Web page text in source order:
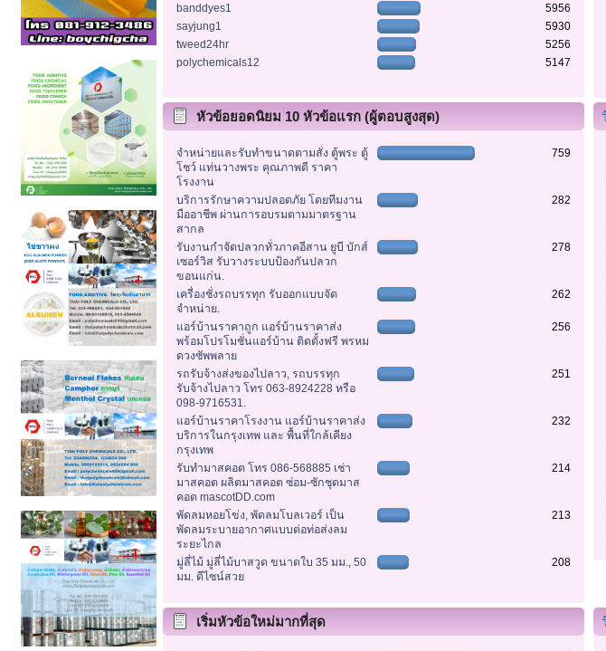
banddyes1
5956
sayjung1
5930
tweed24hr
5256
polychemicals12
5147
หัวข้อยอดนิยม 10 หัวข้อแรก (ผู้ตอบสูงสุด)
จำหน่ายและรับทำขนาดตามสั่ง ตู้พระ ตู้
โชว์ แท่นวางพระ คุณภาพดี ราคา
โรงงาน
759
บริการรักษาความปลอดภัย โดยทีมงาน
มืออาชีพ ผ่านการอบรมตามมาตรฐาน
สากล
282
รับงานกำจัดปลวกทั่วภาคอีสาน ยูบี บักส์
เซอร์วิส รับวางระบบป้องกันปลวก
ขอนแก่น.
278
เครื่องชั่งรถบรรทุก รับออกแบบจัด
จำหน่าย.
262
แอร์บ้านราคาถูก แอร์บ้านราคาส่ง
พร้อมโปรโมชั่นแอร์บ้าน ติดตั้งฟรี พรหม
ดวงซัพพลาย
256
รถรับจ้างส่งของไปลาว, รถบรรทุก
รับจ้างไปลาว โทร 063-8924228 หรือ
098-9716531.
251
แอร์บ้านราคาโรงงาน แอร์บ้านราคาส่ง
บริการในกรุงเทพ และ พื้นที่ใกล้เคียง
กรุงเทพ
232
รับทำมาสคอต โทร 086-568885 เช่า
มาสคอต ผลิตมาสคอต ซ่อม-ซักชุดมาส
คอต mascotDD.com
214
พัดลมหอยโข่ง, พัดลมโบลเวอร์ เป็น
พัดลมระบายอากาศแบบต่อท่อส่งลม
ระยะไกล
213
มู่ลี่ไม้ มู่ลี่ไม้บาสวูด ขนาดใบ 35 มม., 50
มม. ดีไซน์สวย
208
เริ่มหัวข้อใหม่มากที่สุด